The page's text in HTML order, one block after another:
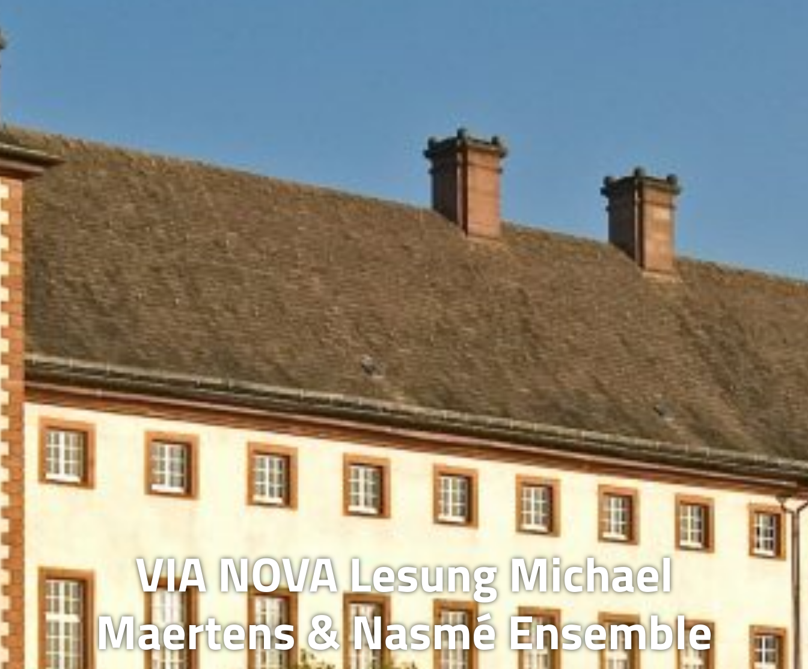
VIA NOVA Lesung Michael
Maertens & Nasmé Ensemble